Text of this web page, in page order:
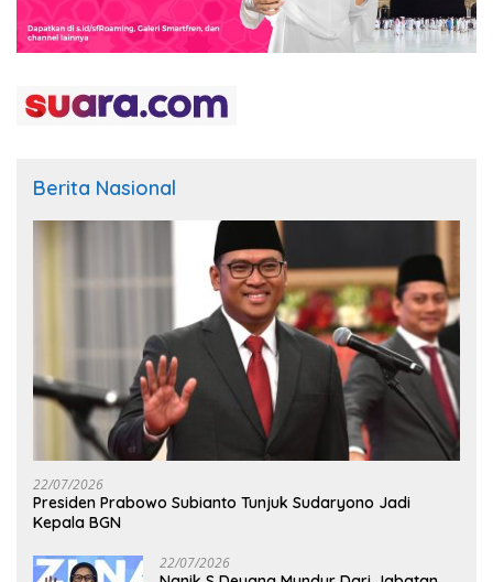
Berita Nasional
22/07/2026
Presiden Prabowo Subianto Tunjuk Sudaryono Jadi
Kepala BGN
22/07/2026